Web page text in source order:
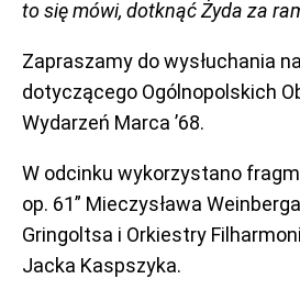
to się mówi, dotknąć Żyda za
Zapraszamy do wysłuchania
dotyczącego Ogólnopolskich
Wydarzeń Marca ’68.
W odcinku wykorzystano
op. 61” Mieczysława
Gringoltsa i Orkiestry
Jacka Kaspszyka.